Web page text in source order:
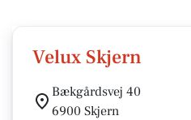
Velux Skjern
Bækgårdsvej 40
6900 Skjern